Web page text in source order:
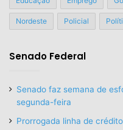
Nordeste Policial
Senado Federal
Senado faz semana de
segunda-feira
Prorrogada linha de